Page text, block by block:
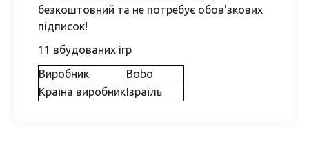
безкоштовний та не потребує обов'зкових
підписок!
11 вбудованих ігр
Виробник
Bobo
Країна виробникІзраїль